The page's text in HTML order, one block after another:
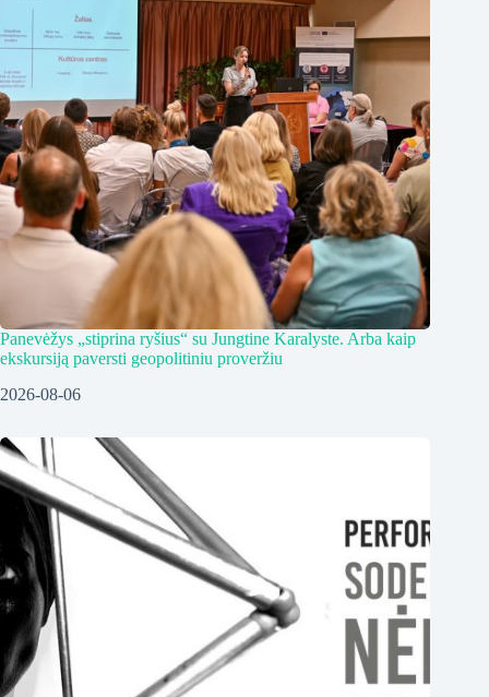
Panevėžys „stiprina ryšius“ su Jungtine Karalyste. Arba kaip
ekskursiją paversti geopolitiniu proveržiu
2026-08-06